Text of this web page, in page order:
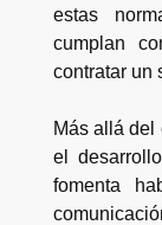
estas
cumplan
contratar un
Más allá del
el
fomenta